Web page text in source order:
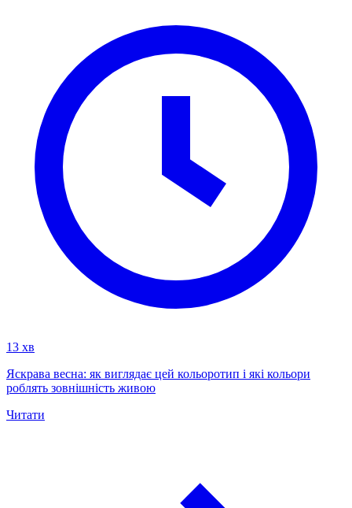
13 хв
Яскрава весна: як виглядає цей кольоротип і які кольори
роблять зовнішність живою
Читати